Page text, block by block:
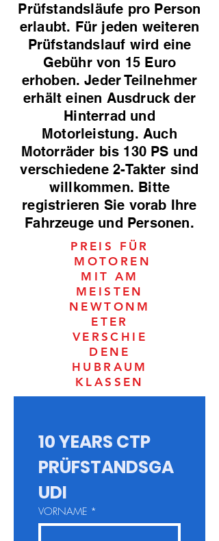
Prüfstandsläufe pro Person
erlaubt. Für jeden weiteren
Prüfstandslauf wird eine
Gebühr von 15 Euro
erhoben. Jeder Teilnehmer
erhält einen Ausdruck der
Hinterrad und
Motorleistung. Auch
Motorräder bis 130 PS und
verschiedene 2-Takter sind
willkommen. Bitte
registrieren Sie vorab Ihre
Fahrzeuge und Personen.
PREIS FÜR
MOTOREN
MIT AM
MEISTEN
NEWTONM
ETER
VERSCHIE
DENE
HUBRAUM
KLASSEN
10 YEARS CTP
PRÜFSTANDSGA
UDI
VORNAME *